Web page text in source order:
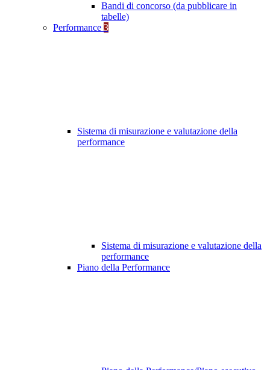
Bandi di concorso (da pubblicare in
tabelle)
Performance 3
Sistema di misurazione e valutazione della
performance
Sistema di misurazione e valutazione della
performance
Piano della Performance